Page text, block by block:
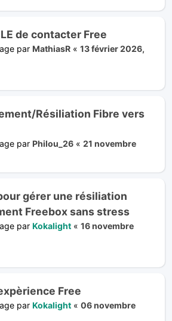
de contacter Free
par MathiasR « 13 février 2026,
Résiliation Fibre vers
par Philou_26 « 21 novembre
gérer une résiliation
Freebox sans stress
par Kokalight « 16 novembre
Free
par Kokalight « 06 novembre